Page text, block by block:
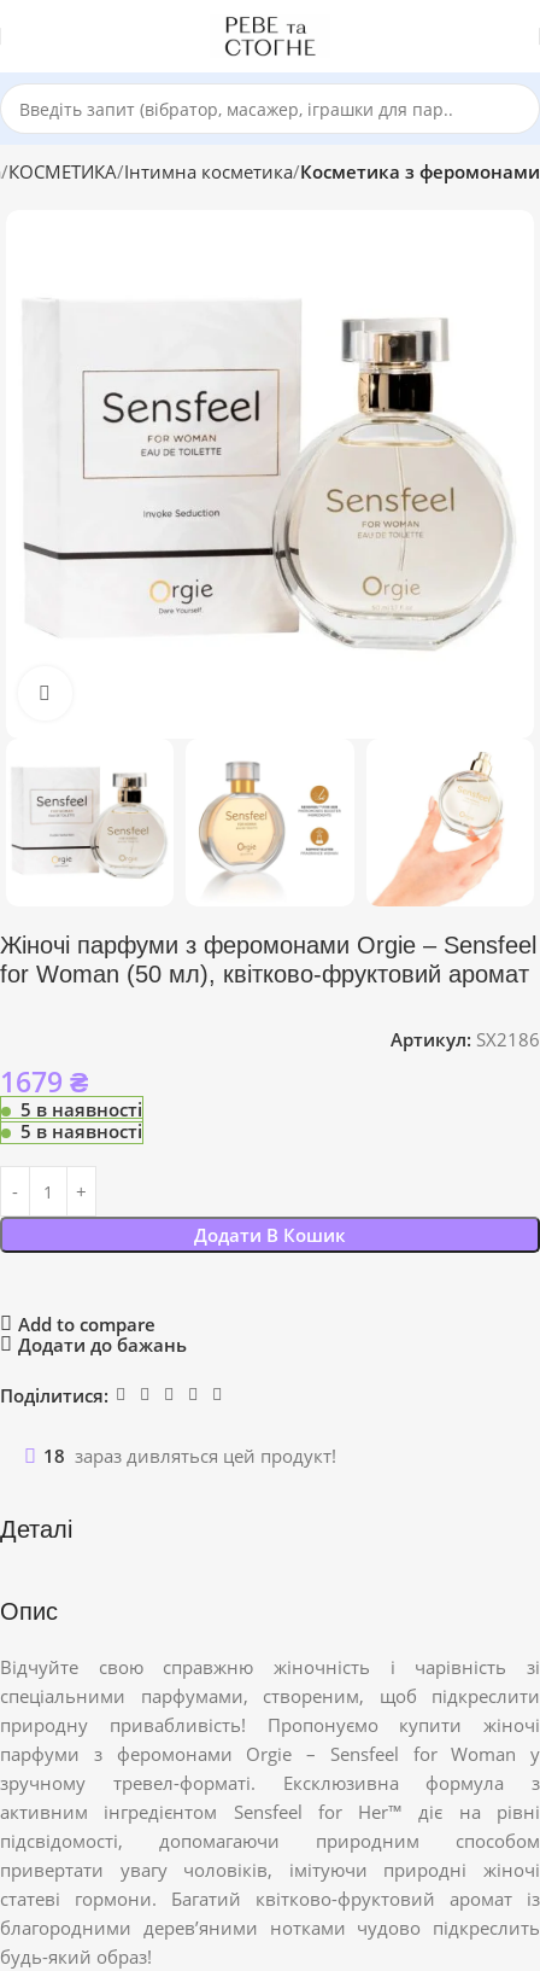
КОСМЕТИКА Інтимна косметика Косметика з феромонами
Жіночі парфуми з феромонами Orgie – Sensfeel
for Woman (50 мл), квітково-фруктовий аромат
Артикул: SX2186
1679 ₴
5 в наявності
5 в наявності
Додати В Кошик
Add to compare
Додати до бажань
Поділитися:
18 зараз дивляться цей продукт!
Деталі
Опис
Відчуйте свою справжню жіночність і чарівність зі
спеціальними парфумами, створеним, щоб підкреслити
природну привабливість! Пропонуємо купити жіночі
парфуми з феромонами Orgie – Sensfeel for Woman у
зручному тревел-форматі. Ексклюзивна формула з
активним інгредієнтом Sensfeel for Her™ діє на рівні
підсвідомості, допомагаючи природним способом
привертати увагу чоловіків, імітуючи природні жіночі
статеві гормони. Багатий квітково-фруктовий аромат із
благородними дерев’яними нотками чудово підкреслить
будь-який образ!